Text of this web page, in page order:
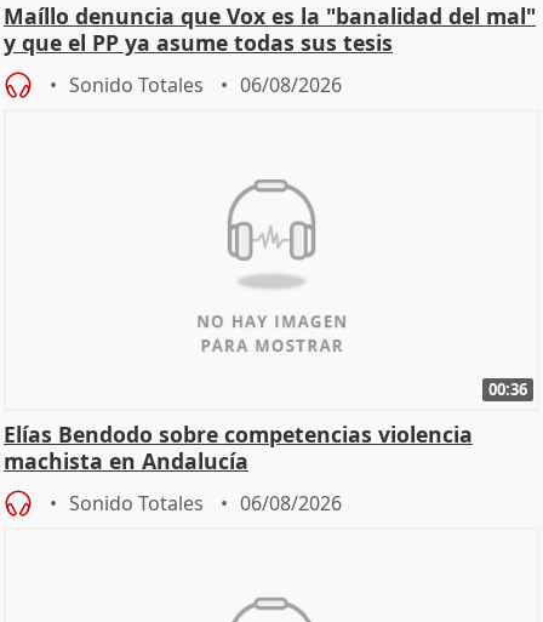
Maíllo denuncia que Vox es la "banalidad del mal"
y que el PP ya asume todas sus tesis
Sonido Totales 06/08/2026
00:36
Elías Bendodo sobre competencias violencia
machista en Andalucía
Sonido Totales 06/08/2026